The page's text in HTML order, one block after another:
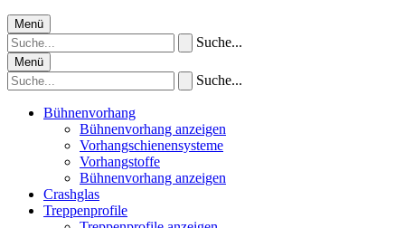
Menü
Suche...
Menü
Suche...
Bühnenvorhang
Bühnenvorhang anzeigen
Vorhangschienensysteme
Vorhangstoffe
Bühnenvorhang anzeigen
Crashglas
Treppenprofile